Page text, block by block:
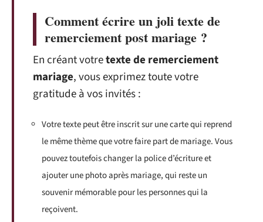
Comment écrire un joli texte de
remerciement post mariage ?
En créant votretexte de remerciement
mariage, vous exprimez toute votre
gratitude à vos invités :
Votre texte peut être inscrit sur une carte qui reprend
le même thème que votre faire part de mariage. Vous
pouvez toutefois changer la police d’écriture et
ajouter une photo après mariage, qui reste un
souvenir mémorable pour les personnes qui la
reçoivent.